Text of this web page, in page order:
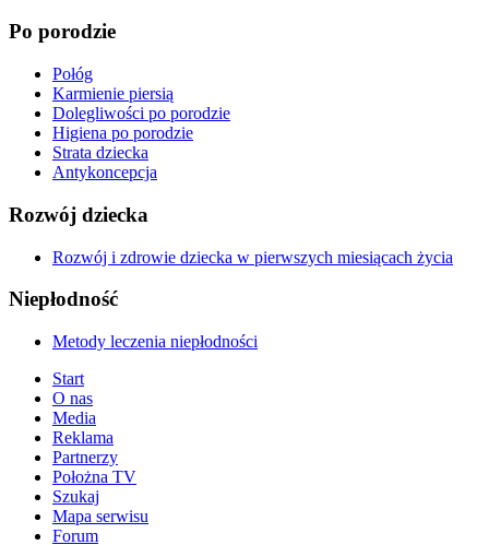
Po porodzie
Połóg
Karmienie piersią
Dolegliwości po porodzie
Higiena po porodzie
Strata dziecka
Antykoncepcja
Rozwój dziecka
Rozwój i zdrowie dziecka w pierwszych miesiącach życia
Niepłodność
Metody leczenia niepłodności
Start
O nas
Media
Reklama
Partnerzy
Położna TV
Szukaj
Mapa serwisu
Forum